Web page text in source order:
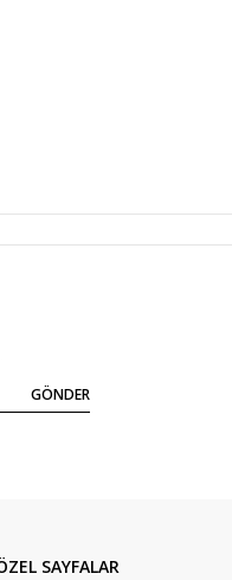
GÖNDER
SAYFALAR